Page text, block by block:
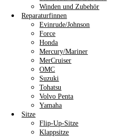
Winden und Zubehör
Reparaturfinnen
Evinrude/Johnson
Force
Honda
Mercury/Mariner
MerCruiser
OMC
Suzuki
Tohatsu
Volvo Penta
Yamaha
Sitze
Flip-Up-Sitze
Klappsitze